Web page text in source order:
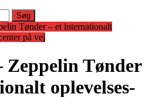
Tønder – et internationalt
på vej
Zeppelin Tønder
oplevelses-